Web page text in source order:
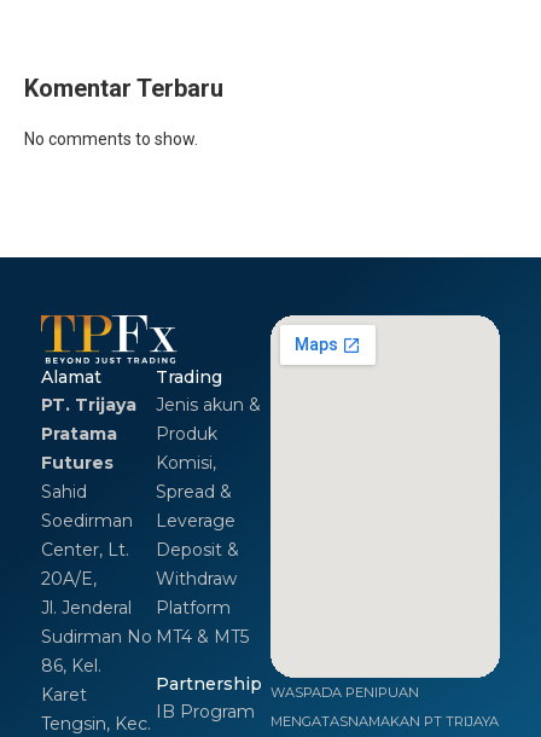
Komentar Terbaru
No comments to show.
Alamat
PT. Trijaya
Pratama
Futures
Sahid
Soedirman
Center, Lt.
20A/E,
Jl. Jenderal
Sudirman No
86, Kel.
Karet
Tengsin, Kec.
Trading
Jenis akun &
Produk
Komisi,
Spread &
Leverage
Deposit &
Withdraw
Platform
MT4 & MT5
Partnership
IB Program
WASPADA PENIPUAN
MENGATASNAMAKAN PT TRIJAYA